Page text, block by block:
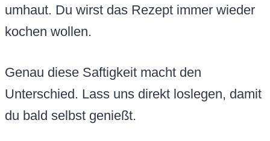
umhaut. Du wirst das Rezept immer wieder
kochen wollen.
Genau diese Saftigkeit macht den
Unterschied. Lass uns direkt loslegen, damit
du bald selbst genießt.